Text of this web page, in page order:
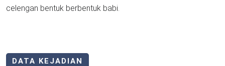
celengan bentuk berbentuk babi.
DATA KEJADIAN